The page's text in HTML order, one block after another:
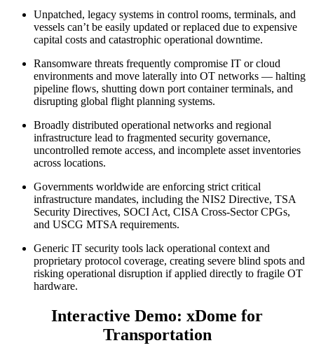
Unpatched, legacy systems in control rooms, terminals, and
vessels can’t be easily updated or replaced due to expensive
capital costs and catastrophic operational downtime.
Ransomware threats frequently compromise IT or cloud
environments and move laterally into OT networks — halting
pipeline flows, shutting down port container terminals, and
disrupting global flight planning systems.
Broadly distributed operational networks and regional
infrastructure lead to fragmented security governance,
uncontrolled remote access, and incomplete asset inventories
across locations.
Governments worldwide are enforcing strict critical
infrastructure mandates, including the NIS2 Directive, TSA
Security Directives, SOCI Act, CISA Cross-Sector CPGs,
and USCG MTSA requirements.
Generic IT security tools lack operational context and
proprietary protocol coverage, creating severe blind spots and
risking operational disruption if applied directly to fragile OT
hardware.
Interactive Demo: xDome for
Transportation